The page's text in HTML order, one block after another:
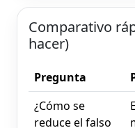
Comparativo
hacer)
Pregunta
¿Cómo se
reduce el falso